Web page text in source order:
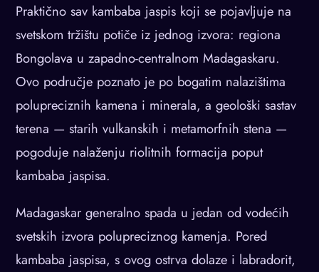
Praktično sav kambaba jaspis koji se pojavljuje na
svetskom tržištu potiče iz jednog izvora: regiona
Bongolava u zapadno-centralnom Madagaskaru.
Ovo područje poznato je po bogatim nalazištima
polupreciznih kamena i minerala, a geološki sastav
terena — starih vulkanskih i metamorfnih stena —
pogoduje nalaženju riolitnih formacija poput
kambaba jaspisa.
Madagaskar generalno spada u jedan od vodećih
svetskih izvora polupreciznog kamenja. Pored
kambaba jaspisa, s ovog ostrva dolaze i labradorit,